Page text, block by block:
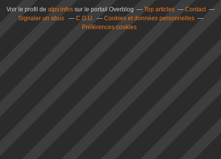
Voir le profil de atpv.infos sur le portail Overblog Top articles
Contact
Signaler un abus
C.G.U.
Cookies et données personnelles
Préférences cookies